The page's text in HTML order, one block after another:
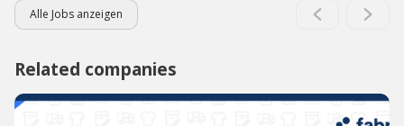
Alle Jobs anzeigen
Related companies